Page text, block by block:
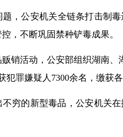
，公安机关全链条打击制
，不断巩固禁种铲毒成果。
销活动，公安部组织湖南
犯罪嫌疑人7300余名，缴获各
穷的新型毒品，公安机关